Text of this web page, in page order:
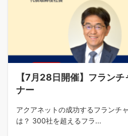
【7月28日開催】フラン
ナー
アクアネットの成功するフランチ
は？ 300社を超えるフラ...